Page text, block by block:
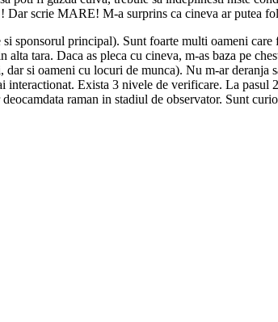
scrie MARE! M-a surprins ca cineva ar putea
sponsorul principal). Sunt foarte multi oameni
tara. Daca as pleca cu cineva, m-as baza pe
si oameni cu locuri de munca). Nu m-ar
Exista 3 nivele de verificare. La
raman in stadiul de observator. Sunt